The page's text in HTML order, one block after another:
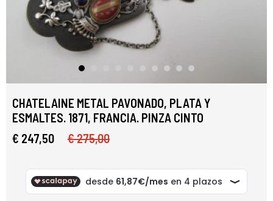
CHATELAINE METAL PAVONADO, PLATA Y
ESMALTES. 1871, FRANCIA. PINZA CINTO
€ 247,50
€ 275,00